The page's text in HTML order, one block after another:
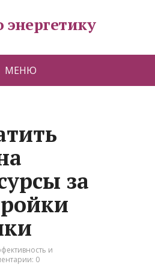
энергетику
МЕНЮ
за
и
0